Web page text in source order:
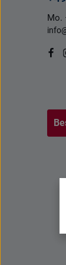
Mo.